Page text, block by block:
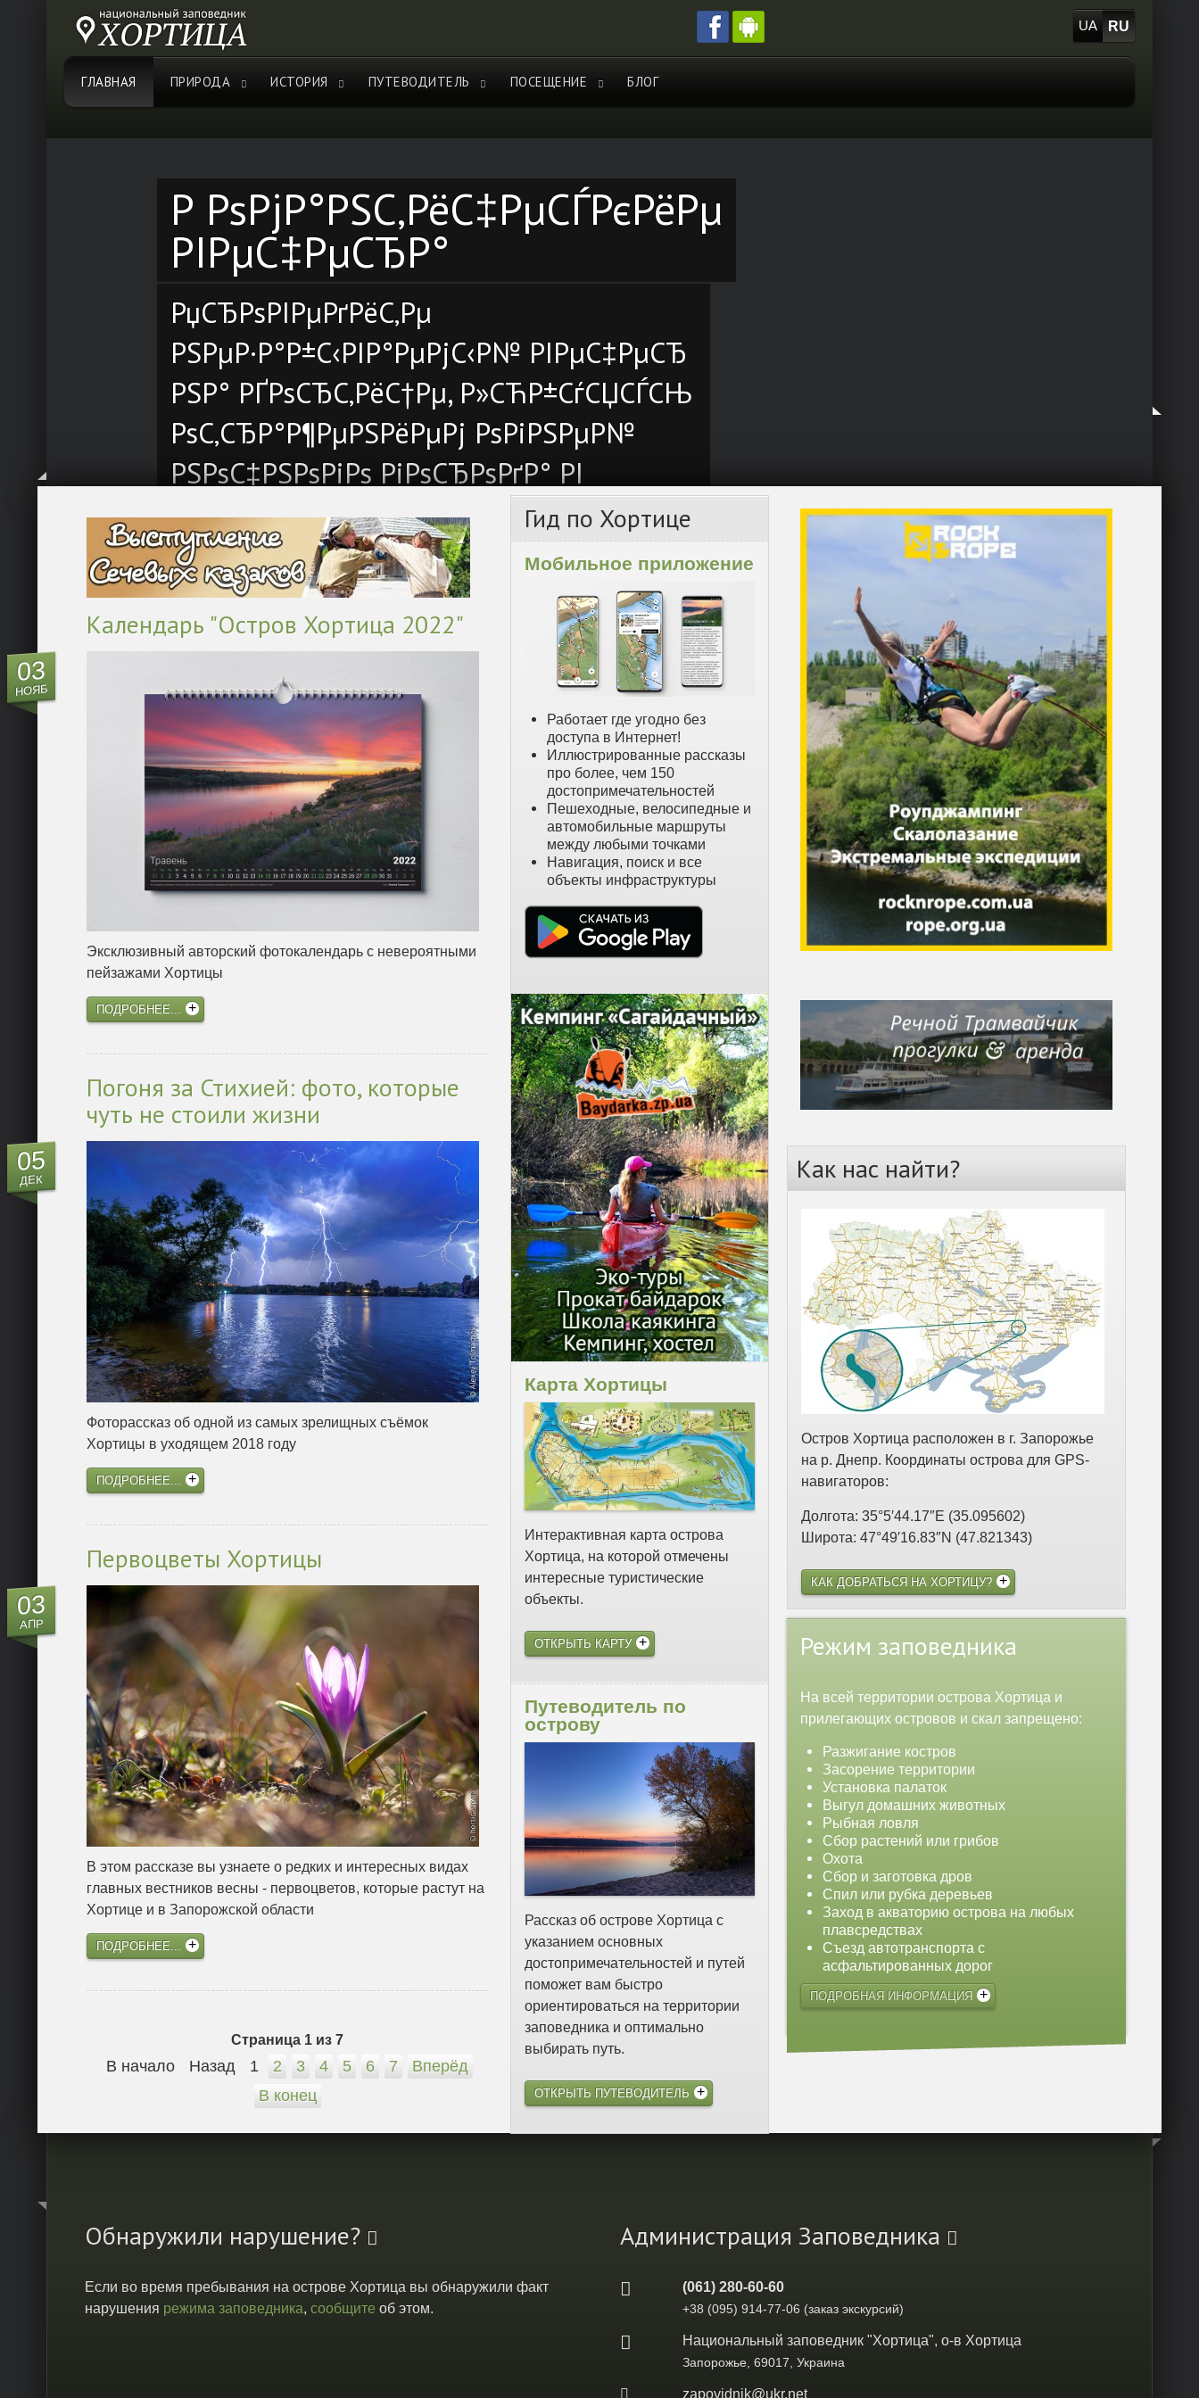
UA RU
Р РѕРјР°РЅС‚РёС‡РµСЃРєРёРµ
РІРµС‡РµСЂР°
РџСЂРѕРІРµРґРёС‚Рµ
РЅРµР·Р°Р±С‹РІР°РµРјС‹Р№ РІРµС‡РµСЂ
РЅР° РҐРѕСЂС‚РёС†Рµ, Р»СЋР±СѓСЏСЃСЊ
РѕС‚СЂР°Р¶РµРЅРёРµРј РѕРіРЅРµР№
РЅРѕС‡РЅРѕРіРѕ РіРѕСЂРѕРґР° РІ
РІРѕРґР°С… Р”РЅРµРїСЂР°
ГЛАВНАЯ ПРИРОДА ИСТОРИЯ ПУТЕВОДИТЕЛЬ ПОСЕЩЕНИЕ БЛОГ
Календарь "Остров Хортица 2022"
03
НОЯБ
Эксклюзивный авторский фотокалендарь с невероятными
пейзажами Хортицы
ПОДРОБНЕЕ...
Погоня за Стихией: фото, которые
чуть не стоили жизни
05
ДЕК
Фоторассказ об одной из самых зрелищных съёмок
Хортицы в уходящем 2018 году
ПОДРОБНЕЕ...
Первоцветы Хортицы
03
АПР
В этом рассказе вы узнаете о редких и интересных видах
главных вестников весны - первоцветов, которые растут на
Хортице и в Запорожской области
ПОДРОБНЕЕ...
Страница 1 из 7
В начало Назад 1 2 3 4 5 6 7
Вперёд
В конец
Гид по Хортице
Мобильное приложение
Работает где угодно без
доступа в Интернет!
Иллюстрированные рассказы
про более, чем 150
достопримечательностей
Пешеходные, велосипедные и
автомобильные маршруты
между любыми точками
Навигация, поиск и все
объекты инфраструктуры
Карта Хортицы
Интерактивная карта острова
Хортица, на которой отмечены
интересные туристические
объекты.
ОТКРЫТЬ КАРТУ
Путеводитель по
острову
Рассказ об острове Хортица с
указанием основных
достопримечательностей и путей
поможет вам быстро
ориентироваться на территории
заповедника и оптимально
выбирать путь.
ОТКРЫТЬ ПУТЕВОДИТЕЛЬ
Как нас найти?
Остров Хортица расположен в г. Запорожье
на р. Днепр. Координаты острова для GPS-
навигаторов:
Долгота: 35°5′44.17″E (35.095602)
Широта: 47°49′16.83″N (47.821343)
КАК ДОБРАТЬСЯ НА ХОРТИЦУ?
Режим заповедника
На всей территории острова Хортица и
прилегающих островов и скал запрещено:
Разжигание костров
Засорение территории
Установка палаток
Выгул домашних животных
Рыбная ловля
Сбор растений или грибов
Охота
Сбор и заготовка дров
Спил или рубка деревьев
Заход в акваторию острова на любых
плавсредствах
Съезд автотранспорта с
асфальтированных дорог
ПОДРОБНАЯ ИНФОРМАЦИЯ
Обнаружили нарушение?
Если во время пребывания на острове Хортица вы обнаружили факт
нарушения режима заповедника, сообщите об этом.
Администрация Заповедника
(061) 280-60-60
+38 (095) 914-77-06 (заказ экскурсий)
Национальный заповедник "Хортица", о-в Хортица
Запорожье, 69017, Украина
zapovidnik@ukr.net